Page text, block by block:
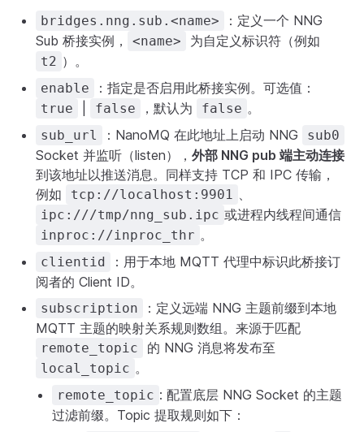
bridges.nng.sub.<name>
：定义一个 NNG
Sub 桥接实例，
<name> 为自定义标识符（例如
t2 ）。
enable ：指定是否启用此桥接实例。可选值：
true false ，默认为 false 。
sub_url ：NanoMQ 在此地址上启动 NNG sub0
Socket 并监听（listen）， 外部 NNG pub 端主动连接
到该地址以推送消息。同样支持 TCP 和 IPC 传输，
例如
tcp://localhost:9901 、
ipc:///tmp/nng_sub.ipc 或进程内线程间通信
inproc://inproc_thr 。
clientid
：用于本地 MQTT 代理中标识此桥接订
阅者的 Client ID。
subscription
：定义远端 NNG 主题前缀到本地
MQTT 主题的映射关系规则数组。来源于匹配
remote_topic 的 NNG 消息将发布至
local_topic 。
remote_topic : 配置底层 NNG Socket 的主题
过滤前缀。Topic 提取规则如下：